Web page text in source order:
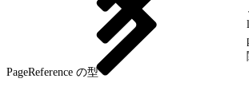
PageReference の型